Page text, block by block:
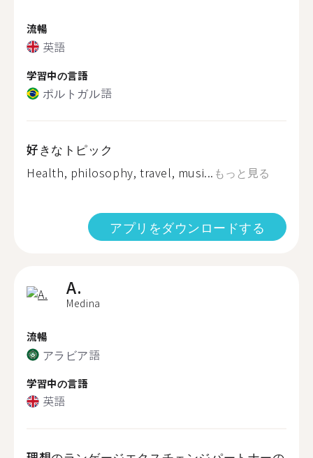
流暢
英語
学習中の言語
ポルトガル語
好きなトピック
Health, philosophy, travel, musi... もっと見る
アプリをダウンロードする
A.
Medina
流暢
アラビア語
学習中の言語
英語